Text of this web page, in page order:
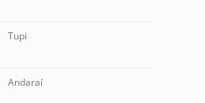
Tupi
Andaraí